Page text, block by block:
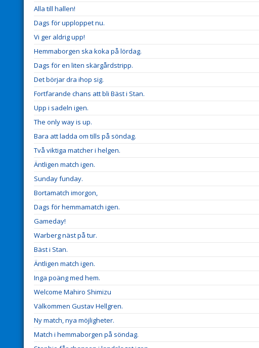
Alla till hallen!
Dags för upploppet nu.
Vi ger aldrig upp!
Hemmaborgen ska koka på lördag.
Dags för en liten skärgårdstripp.
Det börjar dra ihop sig.
Fortfarande chans att bli Bäst i Stan.
Upp i sadeln igen.
The only way is up.
Bara att ladda om tills på söndag.
Två viktiga matcher i helgen.
Äntligen match igen.
Sunday funday.
Bortamatch imorgon,
Dags för hemmamatch igen.
Gameday!
Warberg näst på tur.
Bäst i Stan.
Äntligen match igen.
Inga poäng med hem.
Welcome Mahiro Shimizu
Välkommen Gustav Hellgren.
Ny match, nya möjligheter.
Match i hemmaborgen på söndag.